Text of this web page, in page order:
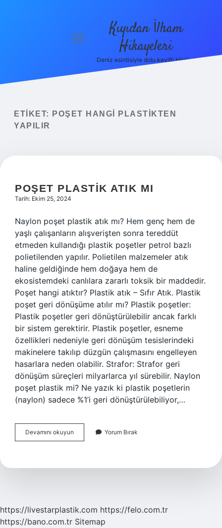
Yasal Uyarı
menüyü
Kıyıdan İlham
Hikayeleri
Deniz esintisiyle dolu keyifli bilgiler!
ETIKET:
POŞET HANGI PLASTIKTEN
YAPILIR
POŞET PLASTIK ATIK MI
Tarih: Ekim 25, 2024
Naylon poşet plastik atık mı? Hem genç hem de
yaşlı çalışanların alışverişten sonra tereddüt
etmeden kullandığı plastik poşetler petrol bazlı
polietilenden yapılır. Polietilen malzemeler atık
haline geldiğinde hem doğaya hem de
ekosistemdeki canlılara zararlı toksik bir maddedir.
Poşet hangi atıktır? Plastik atık – Sıfır Atık. Plastik
poşet geri dönüşüme atılır mı? Plastik poşetler:
Plastik poşetler geri dönüştürülebilir ancak farklı
bir sistem gerektirir. Plastik poşetler, esneme
özellikleri nedeniyle geri dönüşüm tesislerindeki
makinelere takılıp düzgün çalışmasını engelleyen
hasarlara neden olabilir. Strafor: Strafor geri
dönüşüm süreçleri milyarlarca yıl sürebilir. Naylon
poşet plastik mi? Ne yazık ki plastik poşetlerin
(naylon) sadece %1’i geri dönüştürülebiliyor,…
Devamını okuyun
Plastik
Yorum Bırak
https://livestarplastik.com https://felo.com.tr
https://bano.com.tr Sitemap